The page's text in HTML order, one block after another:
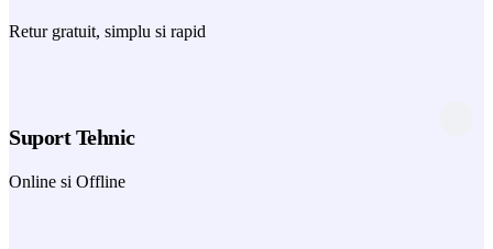
Retur gratuit, simplu si rapid
Suport Tehnic
Online si Offline